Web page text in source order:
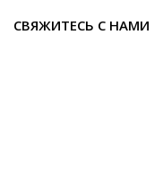
СВЯЖИТЕСЬ С НАМИ